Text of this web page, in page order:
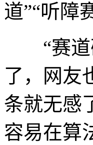
道”“听障
“赛道
了，网友
条就无感
容易在算